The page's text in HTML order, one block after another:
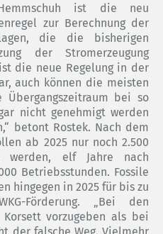
ist die neu
zur Berechnung der
die die bisherigen
der Stromerzeugung
die neue Regelung in der
auch können die meisten
bei so
nicht genehmigt werden
betont Rostek. Nach dem
ab 2025 nur noch 2.500
werden, elf Jahre nach
Betriebsstunden. Fossile
hingegen in 2025 für bis zu
Förderung. „Bei den
vorzugeben als bei
der falsche Weg. Vielmehr